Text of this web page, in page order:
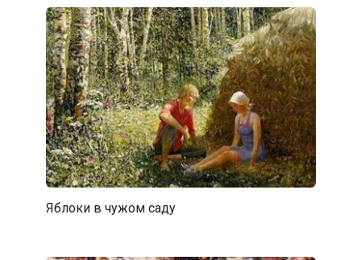
Яблоки в чужом саду